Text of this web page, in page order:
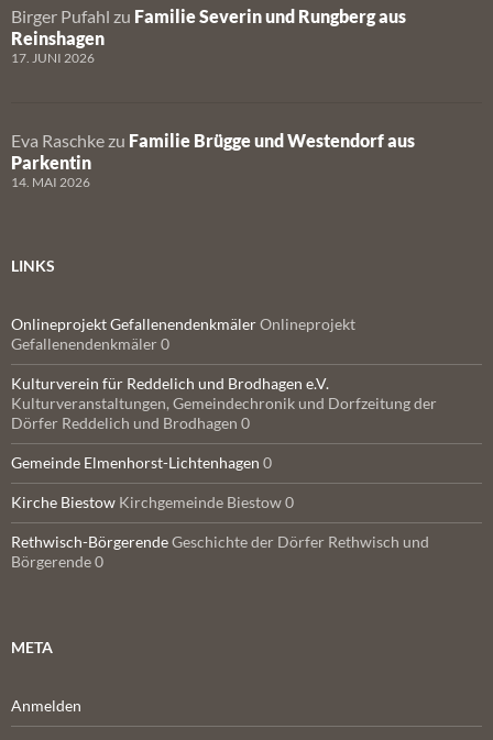
Birger Pufahl zu Familie Severin und Rungberg aus
Reinshagen
17. JUNI 2026
Eva Raschke zu Familie Brügge und Westendorf aus
Parkentin
14. MAI 2026
LINKS
Onlineprojekt GefallenendenkmälerOnlineprojekt
Gefallenendenkmäler 0
Kulturverein für Reddelich und Brodhagen e.V.
Kulturveranstaltungen, Gemeindechronik und Dorfzeitung der
Dörfer Reddelich und Brodhagen 0
Gemeinde Elmenhorst-Lichtenhagen 0
Kirche Biestow Kirchgemeinde Biestow 0
Rethwisch-BörgerendeGeschichte der Dörfer Rethwisch und
Börgerende 0
META
Anmelden